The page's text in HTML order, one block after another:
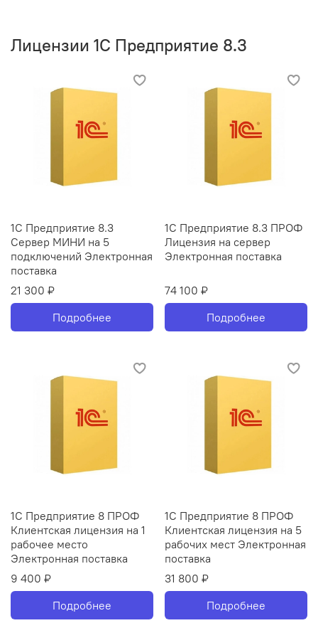
Лицензии 1С Предприятие 8.3
1С Предприятие 8.3
Сервер МИНИ на 5
подключений Электронная
поставка
21 300 ₽
Подробнее
1С Предприятие 8.3 ПРОФ
Лицензия на сервер
Электронная поставка
74 100 ₽
Подробнее
1С Предприятие 8 ПРОФ
Клиентская лицензия на 1
рабочее место
Электронная поставка
9 400 ₽
Подробнее
1С Предприятие 8 ПРОФ
Клиентская лицензия на 5
рабочих мест Электронная
поставка
31 800 ₽
Подробнее